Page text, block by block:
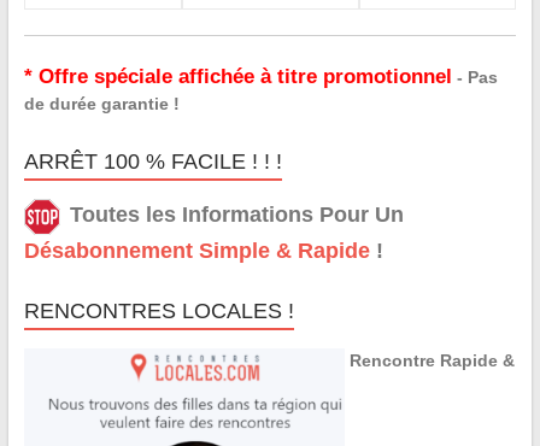
* Offre spéciale affichée à titre promotionnel - Pas
de durée garantie !
ARRÊT 100 % FACILE ! ! !
Toutes les Informations Pour Un
Désabonnement Simple & Rapide!
RENCONTRES LOCALES !
Rencontre Rapide &